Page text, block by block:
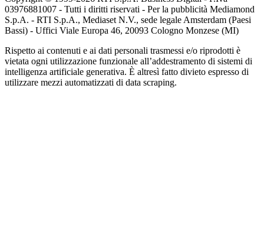
03976881007 - Tutti i diritti riservati - Per la pubblicità Mediamond
S.p.A. - RTI S.p.A., Mediaset N.V., sede legale Amsterdam (Paesi
Bassi) - Uffici Viale Europa 46, 20093 Cologno Monzese (MI)
Rispetto ai contenuti e ai dati personali trasmessi e/o riprodotti è
vietata ogni utilizzazione funzionale all’addestramento di sistemi di
intelligenza artificiale generativa. È altresì fatto divieto espresso di
utilizzare mezzi automatizzati di data scraping.